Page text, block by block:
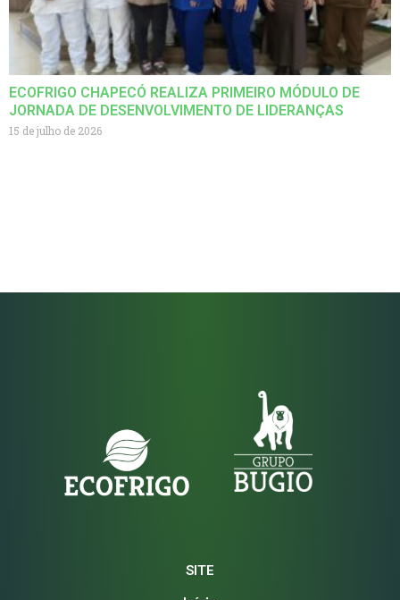
ECOFRIGO CHAPECÓ REALIZA PRIMEIRO MÓDULO DE
JORNADA DE DESENVOLVIMENTO DE LIDERANÇAS
15 de julho de 2026
SITE